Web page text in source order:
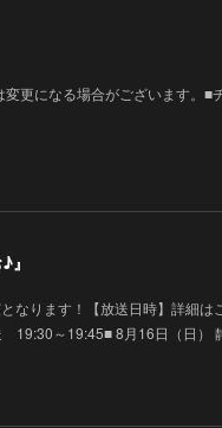
更になる場合がございます。■
なります！【放送日時】詳細は
19:30～19:45■ 8月16日（日）